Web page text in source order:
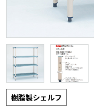
樹脂製シェルフ